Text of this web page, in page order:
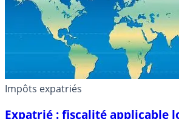
Impôts expatriés
Expatrié : fiscalité applicable